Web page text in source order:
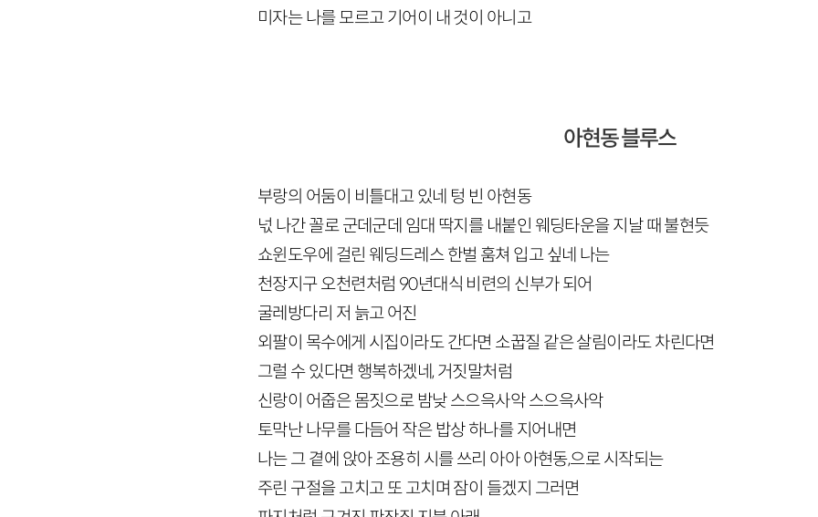
미자는 나를 모르고 기어이 내 것이 아니고
아현동 블루스
부랑의 어둠이 비틀대고 있네 텅 빈 아현동
넋 나간 꼴로 군데군데 임대 딱지를 내붙인 웨딩타운을 지날 때 불현듯
쇼윈도우에 걸린 웨딩드레스 한벌 훔쳐 입고 싶네 나는
천장지구 오천련처럼 90년대식 비련의 신부가 되어
굴레방다리 저 늙고 어진
외팔이 목수에게 시집이라도 간다면 소꿉질 같은 살림이라도 차린다면
그럴 수 있다면 행복하겠네, 거짓말처럼
신랑이 어줍은 몸짓으로 밤낮 스으윽사악 스으윽사악
토막난 나무를 다듬어 작은 밥상 하나를 지어내면
나는 그 곁에 앉아 조용히 시를 쓰리 아아 아현동,으로 시작되는
주린 구절을 고치고 또 고치며 잠이 들겠지 그러면